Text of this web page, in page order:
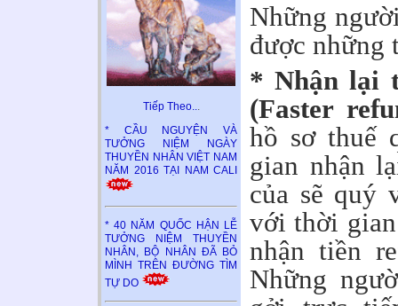
Tiếp Theo...
* CẦU NGUYỆN VÀ
TƯỞNG NIỆM NGÀY
THUYỀN NHÂN VIỆT NAM
NĂM 2016 TẠI NAM CALI
* 40 NĂM QUỐC HẬN LỄ
TƯỞNG NIỆM THUYỀN
NHÂN, BỘ NHÂN ĐÃ BỎ
MÌNH TRÊN ĐƯỜNG TÌM
TỰ DO
Những
được những
* Nhận lại
(Faster
hồ sơ thuế
gian nhận
của sẽ quý
với thời
nhận tiền
Những